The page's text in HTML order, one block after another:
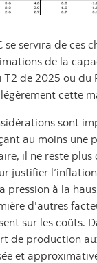
se servira de ces
de la
T2 de 2025 ou du
cette
sont
au moins
il ne reste plus
justifier
pression à la
d’autres
sur les coûts.
de production
et